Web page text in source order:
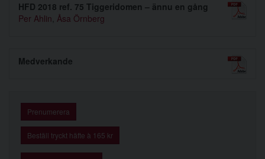
HFD 2018 ref. 75 Tiggeridomen – ännu en gång
Per Ahlin, Åsa Örnberg
Medverkande
Prenumerera
Beställ tryckt häfte à 165 kr